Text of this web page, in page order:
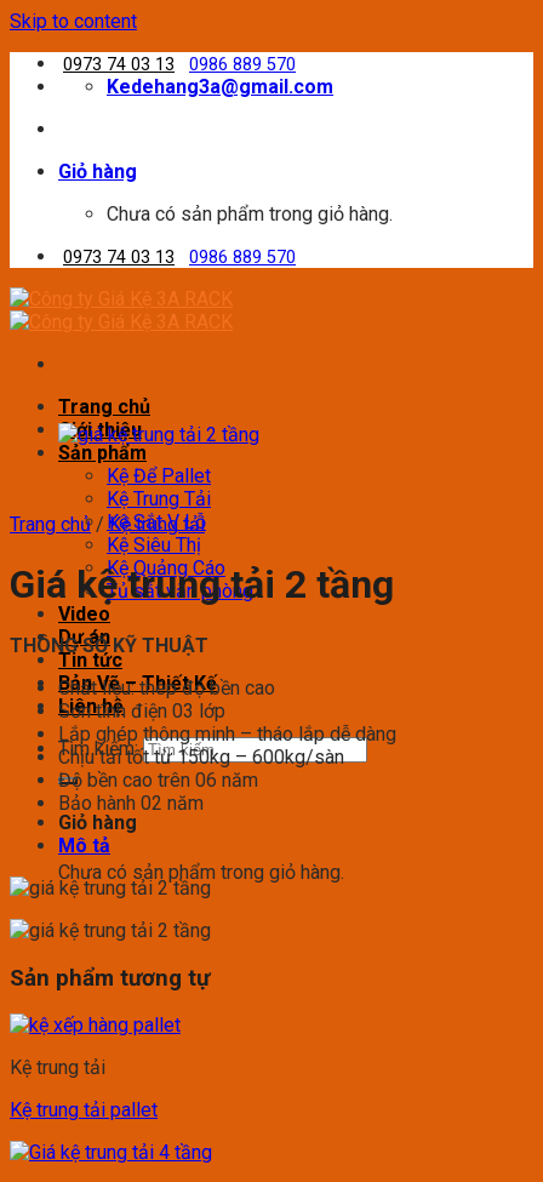
Skip to content
0973 74 03 13 0986 889 570
Kedehang3a@gmail.com
Giỏ hàng
Chưa có sản phẩm trong giỏ hàng.
0973 74 03 13 0986 889 570
Trang chủ
Giới thiệu
Sản phẩm
Kệ Để Pallet
Kệ Trung Tải
Kệ Sắt V Lỗ
Kệ Siêu Thị
Kệ Quảng Cáo
Tủ sắt văn phòng
Video
Dự án
Tin tức
Bản Vẽ – Thiết Kế
Liên hệ
Tìm kiếm:
Giỏ hàng
Chưa có sản phẩm trong giỏ hàng.
Trang chủ / Kệ trung tải
Giá kệ trung tải 2 tầng
THÔNG SỐ KỸ THUẬT
Chất liệu: thép độ bền cao
Sơn tĩnh điện 03 lớp
Lắp ghép thông minh – tháo lắp dễ dàng
Chịu tải tốt từ 150kg – 600kg/sàn
Độ bền cao trên 06 năm
Bảo hành 02 năm
Mô tả
Sản phẩm tương tự
Kệ trung tải
Kệ trung tải pallet